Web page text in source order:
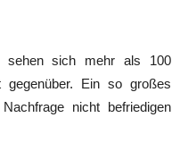
sehen sich mehr als 100
gegenüber. Ein so großes
nicht befriedigen